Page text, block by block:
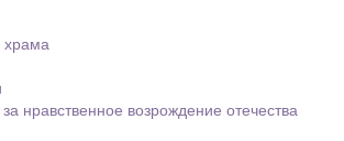
храма
нравственное возрождение отечества